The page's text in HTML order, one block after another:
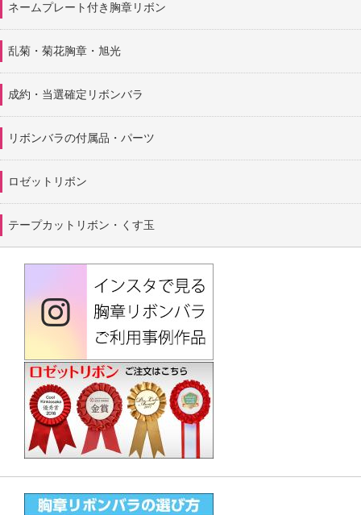
ネームプレート付き胸章リボン
乱菊・菊花胸章・旭光
成約・当選確定リボンバラ
リボンバラの付属品・パーツ
ロゼットリボン
テープカットリボン・くす玉